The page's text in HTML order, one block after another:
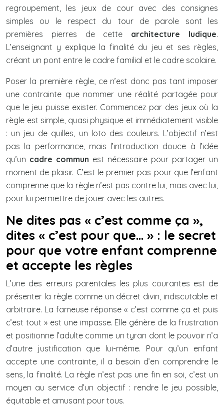
regroupement, les jeux de cour avec des consignes
simples ou le respect du tour de parole sont les
premières pierres de cette architecture ludique.
L’enseignant y explique la finalité du jeu et ses règles,
créant un pont entre le cadre familial et le cadre scolaire.
Poser la première règle, ce n’est donc pas tant imposer
une contrainte que nommer une réalité partagée pour
que le jeu puisse exister. Commencez par des jeux où la
règle est simple, quasi physique et immédiatement visible
: un jeu de quilles, un loto des couleurs. L’objectif n’est
pas la performance, mais l’introduction douce à l’idée
qu’un cadre commun est nécessaire pour partager un
moment de plaisir. C’est le premier pas pour que l’enfant
comprenne que la règle n’est pas contre lui, mais avec lui,
pour lui permettre de jouer avec les autres.
Ne dites pas « c’est comme ça »,
dites « c’est pour que… » : le secret
pour que votre enfant comprenne
et accepte les règles
L’une des erreurs parentales les plus courantes est de
présenter la règle comme un décret divin, indiscutable et
arbitraire. La fameuse réponse « c’est comme ça et puis
c’est tout » est une impasse. Elle génère de la frustration
et positionne l’adulte comme un tyran dont le pouvoir n’a
d’autre justification que lui-même. Pour qu’un enfant
accepte une contrainte, il a besoin d’en comprendre le
sens, la finalité. La règle n’est pas une fin en soi, c’est un
moyen au service d’un objectif : rendre le jeu possible,
équitable et amusant pour tous.